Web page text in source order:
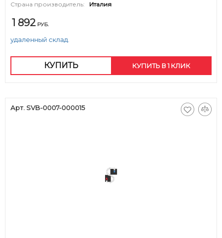
Страна производитель:
Италия
1 892 РУБ.
удаленный склад.
КУПИТЬ КУПИТЬ В 1 КЛИК
Арт. SVB-0007-000015